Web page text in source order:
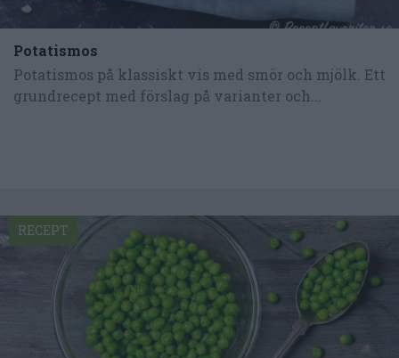
Potatismos
Potatismos på klassiskt vis med smör och mjölk. Ett
grundrecept med förslag på varianter och...
RECEPT